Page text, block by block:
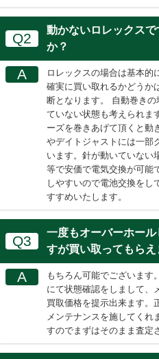
Q2
動かないロレックス
か？
A
ロレックスの場合は基本的
確実に買い取れるかどうか
断となります。 自動巻き
ていない状態も考えられま
ーズを巻きあげて頂くと動
やデイトジャストには一部
います。針が動いていない
等で安価で電気交換が可能
しやすいので電池交換をし
すすめいたします。
Q3
一度もオーバーホー
すが買い取ってもらえ
A
もちろん可能でございます
にて状態確認をしまして、
買取価格を提示出来ます。
メンテナンスを施してくれ
すのでまずはそのまま査定